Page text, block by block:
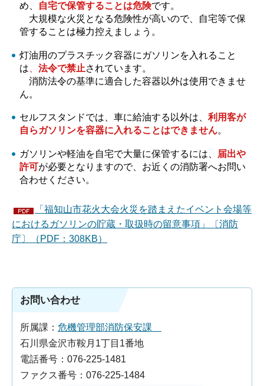
め、
自宅で保管することは危険です。
大規模な火災となる危険性が高いので、自宅等で保
管することは極力控えましょう。
灯油用のプラスチック容器にガソリンを入れること
は
法令で禁止されています。
消防法令の基準に適合した容器以外は使用できませ
ん。
セルフスタンドでは、車に給油する以外は、 利用客が
自らガソリンを容器に入れることはできません。
ガソリンや軽油を自宅で大量に保管するには、
届出や
許可が必要となりますので、お近くの消防署へお問い
合わせください。
「福知山市花火大会火災を踏まえたイベント会場等
におけるガソリンの貯蔵・取扱時の留意事項」〔消防
庁〕（PDF：308KB）
お問い合わせ
所属課： 危機管理部消防保安課
石川県金沢市鞍月1丁目1番地
電話番号：076-225-1481
ファクス番号：076-225-1484